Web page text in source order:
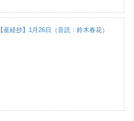
【産経抄】1月26日（音読：鈴木春花）